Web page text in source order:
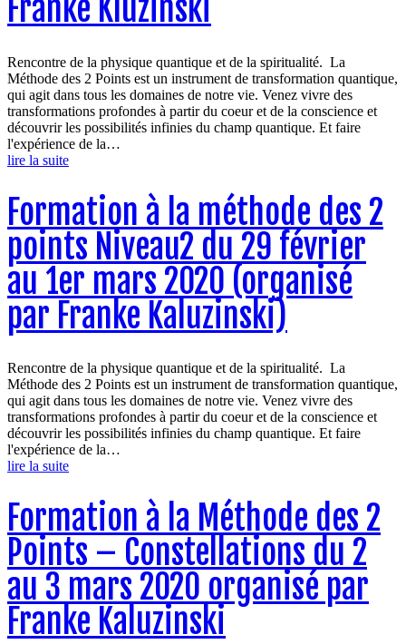
Franke Kluzinski
Rencontre de la physique quantique et de la spiritualité. La
Méthode des 2 Points est un instrument de transformation quantique,
qui agit dans tous les domaines de notre vie. Venez vivre des
transformations profondes à partir du coeur et de la conscience et
découvrir les possibilités infinies du champ quantique. Et faire
l'expérience de la…
lire la suite
Formation à la méthode des 2
points Niveau2 du 29 février
au 1er mars 2020 (organisé
par Franke Kaluzinski)
Rencontre de la physique quantique et de la spiritualité. La
Méthode des 2 Points est un instrument de transformation quantique,
qui agit dans tous les domaines de notre vie. Venez vivre des
transformations profondes à partir du coeur et de la conscience et
découvrir les possibilités infinies du champ quantique. Et faire
l'expérience de la…
lire la suite
Formation à la Méthode des 2
Points – Constellations du 2
au 3 mars 2020 organisé par
Franke Kaluzinski